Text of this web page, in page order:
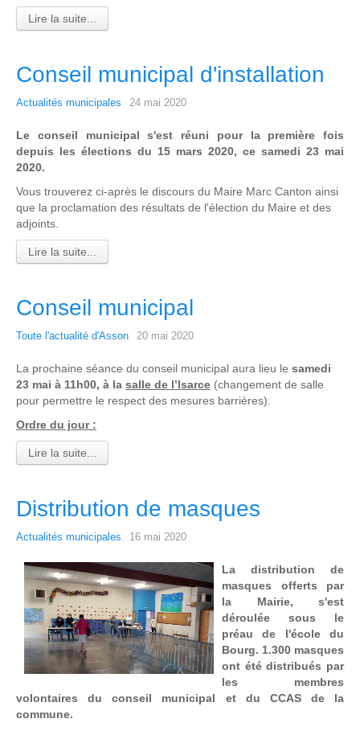
Lire la suite...
Conseil municipal d'installation
Actualités municipales 24 mai 2020
Le conseil municipal s'est réuni pour la première fois
depuis les élections du 15 mars 2020, ce samedi 23 mai
2020.
Vous trouverez ci-après le discours du Maire Marc Canton ainsi
que la proclamation des résultats de l'élection du Maire et des
adjoints.
Lire la suite...
Conseil municipal
Toute l'actualité d'Asson 20 mai 2020
La prochaine séance du conseil municipal aura lieu le samedi
23 mai à 11h00, à la salle de l’Isarce (changement de salle
pour permettre le respect des mesures barrières).
Ordre du jour :
Lire la suite...
Distribution de masques
Actualités municipales 16 mai 2020
La distribution de
masques offerts par
la Mairie, s'est
déroulée sous le
préau de l'école du
Bourg. 1.300 masques
ont été distribués par
les membres
volontaires du conseil municipal et du CCAS de la
commune.